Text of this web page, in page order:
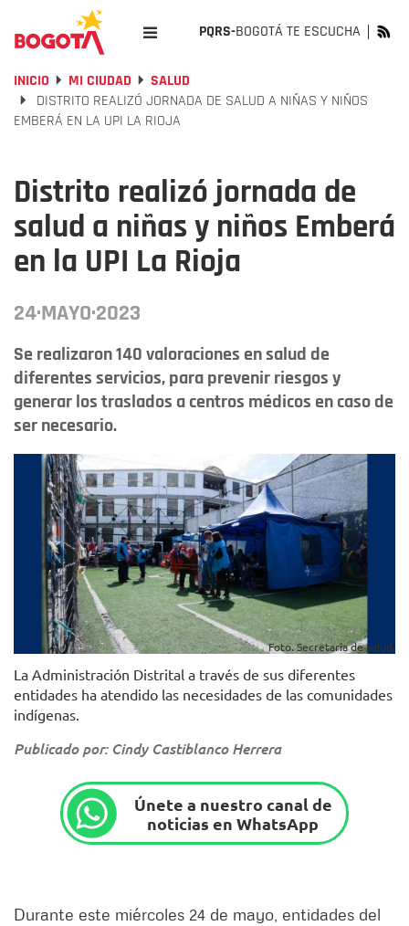
PQRS-BOGOTÁ TE ESCUCHA
INICIO MI CIUDAD
SALUD
DISTRITO REALIZÓ JORNADA DE SALUD A NIÑAS Y NIÑOS
EMBERÁ EN LA UPI LA RIOJA
Distrito realizó jornada de
salud a niñas y niños Emberá
en la UPI La Rioja
24·MAYO·2023
Se realizaron 140 valoraciones en salud de
diferentes servicios, para prevenir riesgos y
generar los traslados a centros médicos en caso de
ser necesario.
Foto. Secretaría de Salud.
La Administración Distrital a través de sus diferentes
entidades ha atendido las necesidades de las comunidades
indígenas.
Publicado por: Cindy Castiblanco Herrera
Únete a nuestro canal de
noticias en WhatsApp
Durante este miércoles 24 de mayo, entidades del